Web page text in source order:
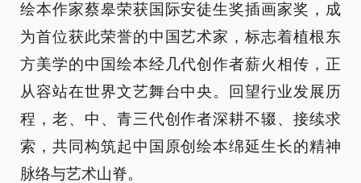
绘本作家蔡皋荣获国际安徒生奖插画家奖，成
为首位获此荣誉的中国艺术家，标志着植根东
方美学的中国绘本经几代创作者薪火相传，正
从容站在世界文艺舞台中央。回望行业发展历
程，老、中、青三代创作者深耕不辍、接续求
索，共同构筑起中国原创绘本绵延生长的精神
脉络与艺术山脊。